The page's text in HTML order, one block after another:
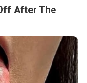
After The